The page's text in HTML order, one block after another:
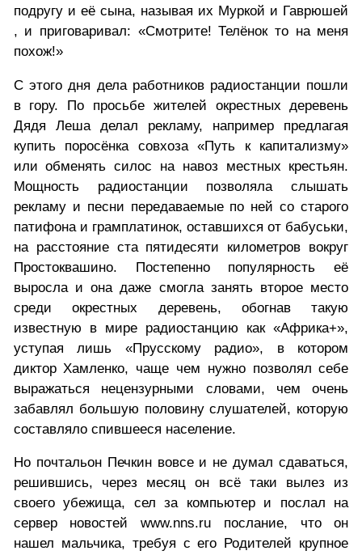
подругу и её сына, называя их Муркой и Гаврюшей
, и приговаривал: «Смотрите! Телёнок то на меня
похож!»
С этого дня дела работников радиостанции пошли
в гору. По просьбе жителей окрестных деревень
Дядя Леша делал рекламу, например предлагая
купить поросёнка совхоза «Путь к капитализму»
или обменять силос на навоз местных крестьян.
Мощность радиостанции позволяла слышать
рекламу и песни передаваемые по ней со старого
патифона и грамплатинок, оставшихся от бабуськи,
на расстояние ста пятидесяти километров вокруг
Простоквашино. Постепенно популярность её
выросла и она даже смогла занять второе место
среди окрестных деревень, обогнав такую
известную в мире радиостанцию как «Африка+»,
уступая лишь «Прусскому радио», в котором
диктор Хамленко, чаще чем нужно позволял себе
выражаться нецензурными словами, чем очень
забавлял большую половину слушателей, которую
составляло спившееся население.
Но почтальон Печкин вовсе и не думал сдаваться,
решившись, через месяц он всё таки вылез из
своего убежища, сел за компьютер и послал на
сервер новостей www.nns.ru послание, что он
нашел мальчика, требуя с его Родителей крупное